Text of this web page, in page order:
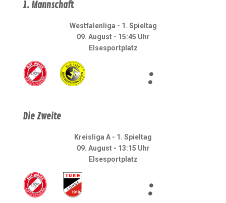
1. Mannschaft
Westfalenliga - 1. Spieltag
09. August - 15:45 Uhr
Elsesportplatz
:
Die Zweite
Kreisliga A - 1. Spieltag
09. August - 13:15 Uhr
Elsesportplatz
: